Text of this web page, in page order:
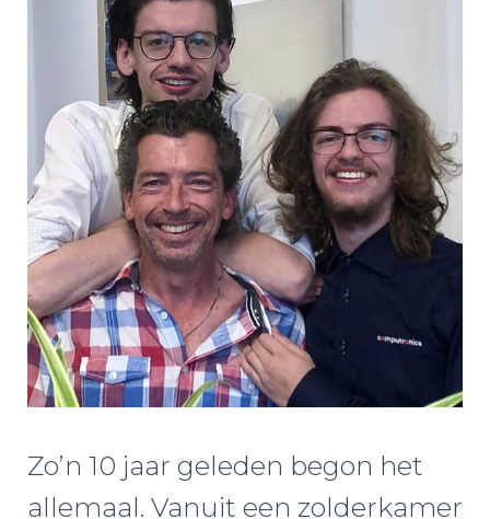
Zo’n 10 jaar geleden begon het
allemaal. Vanuit een zolderkamer